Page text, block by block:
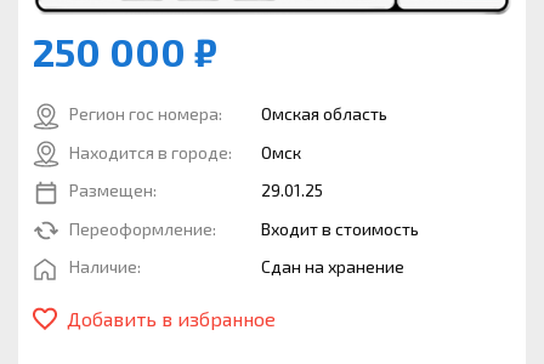
250 000 ₽
Регион гос номера:
Омская область
Находится в городе:
Омск
Размещен:
29.01.25
Переоформление:
Входит в стоимость
Наличие:
Сдан на хранение
Добавить в избранное